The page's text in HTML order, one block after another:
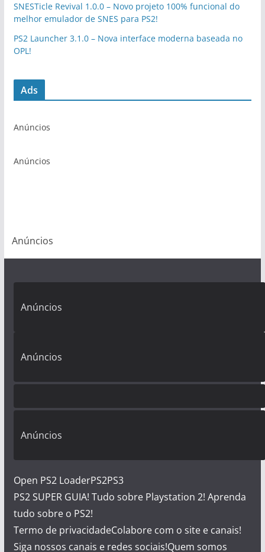
SNESTicle Revival 1.0.0 – Novo projeto 100% funcional do
melhor emulador de SNES para PS2!
PS2 Launcher 3.1.0 – Nova interface moderna baseada no
OPL!
Ads
Anúncios
Anúncios
Anúncios
Anúncios
Anúncios
Anúncios
Open PS2 LoaderPS2PS3
PS2 SUPER GUIA! Tudo sobre Playstation 2! Aprenda
tudo sobre o PS2!
Termo de privacidadeColabore com o site e canais!
Siga nossos canais e redes sociais!Quem somos